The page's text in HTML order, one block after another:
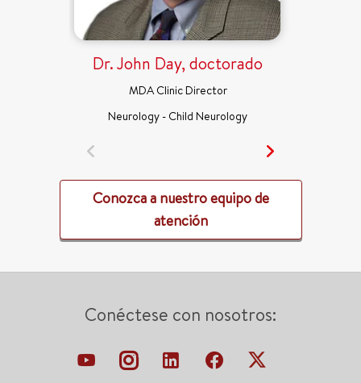
Dr. John Day, doctorado
MDA Clinic Director
Neurology - Child Neurology
Conozca a nuestro equipo de
atención
Conéctese con nosotros: